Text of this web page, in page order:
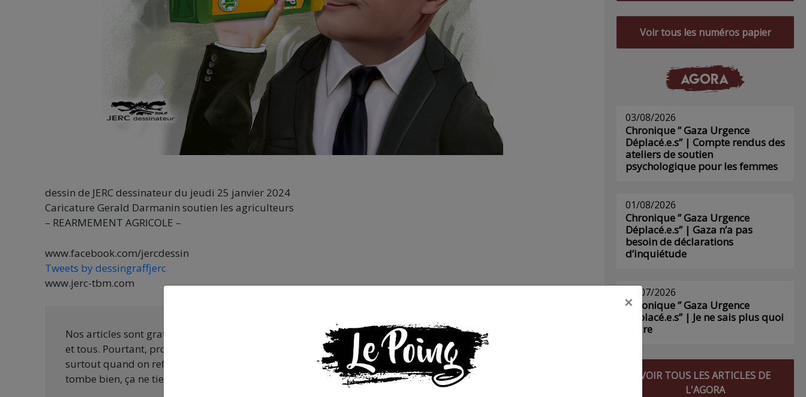
dessin de JERC dessinateur du jeudi 25 janvier 2024
Caricature Gerald Darmanin soutien les agriculteurs
– REARMEMENT AGRICOLE –
www.facebook.com/jercdessin
Tweets by dessingraffjerc
www.jerc-tbm.com
Nos articles sont gratuits car nous pensons que la presse indépendante doit être accessible à toutes
et tous. Pourtant, produire une information engagée et de qualité nécessite du temps et de l’argent,
surtout quand on refuse d’être aux ordres de Bolloré et de ses amis… Pourvu que ça dure ! Ça
tombe bien, ça ne tient qu’à vous :
Voir tous les numéros papier
AGORA
03/08/2026
Chronique ” Gaza Urgence
Déplacé.e.s” | Compte rendus des
ateliers de soutien
psychologique pour les femmes
01/08/2026
Chronique ” Gaza Urgence
Déplacé.e.s” | Gaza n’a pas
besoin de déclarations
d’inquiétude
29/07/2026
Chronique ” Gaza Urgence
Déplacé.e.s” | Je ne sais plus quoi
écrire
VOIR TOUS LES ARTICLES DE
L'AGORA
×